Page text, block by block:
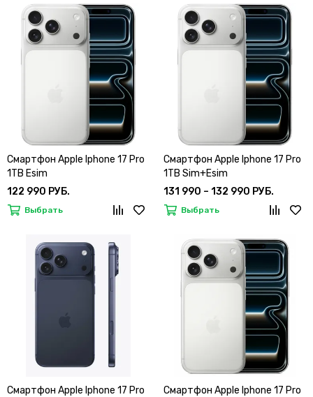
Смартфон Apple Iphone 17 Pro
1TB Esim
122 990 РУБ.
Выбрать
Смартфон Apple Iphone 17 Pro
1TB Sim+Esim
131 990 – 132 990 РУБ.
Выбрать
Смартфон Apple Iphone 17 Pro
Смартфон Apple Iphone 17 Pro